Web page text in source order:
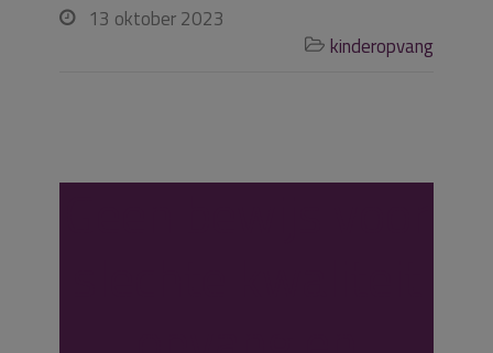
 13 oktober 2023
 kinderopvang